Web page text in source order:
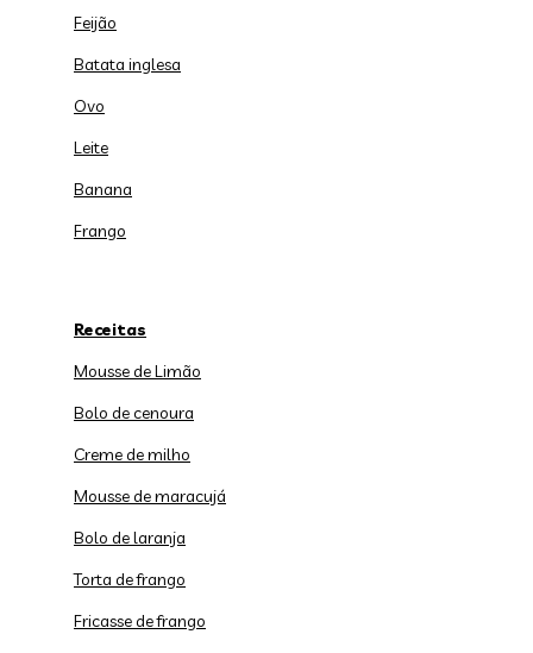
Feijão
Batata inglesa
Ovo
Leite
Banana
Frango
Receitas
Mousse de Limão
Bolo de cenoura
Creme de milho
Mousse de maracujá
Bolo de laranja
Torta de frango
Fricasse de frango